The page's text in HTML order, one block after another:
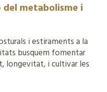
metabolisme i
i estiraments a la
busquem fomentar
longevitat, i cultivar les